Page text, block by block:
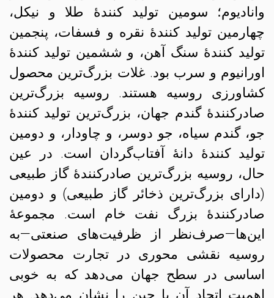
وانادیوم؛ سومین تولید کنندهٔ طلا و نیکل،
چهارمین تولید کنندهٔ نقره و فسفات، پنجمین
تولید کنندهٔ سنگ آهن، و ششمین تولید کنندهٔ
اورانیوم و سرب بود. غلات بزرگ‌ترین محصول
کشاورزی روسیه هستند. روسیه بزرگ‌ترین
صادرکنندهٔ گندم جهان، بزرگ‌ترین تولید کنندهٔ
جو، گندم سیاه، جو دوسر، و چاودار، و دومین
تولید کنندهٔ دانهٔ آفتاب‌گردان است. در عین
حال، روسیه بزرگ‌ترین صادرکنندهٔ گاز طبیعی
(دارای بزرگ‌ترین ذخائر گاز طبیعی) و دومین
صادرکنندهٔ بزرگ نفت خام است. مجموعهٔ
این‌ها—صرف‌نظر از ظرفیت‌های صنعتی—به
روسیه نقشی محوری در تجارت محصولات
اساسی در سطح جهان می‌دهد که به خوبی
اهمیت اتحاد آن با چین را نشان می‌دهد. هر